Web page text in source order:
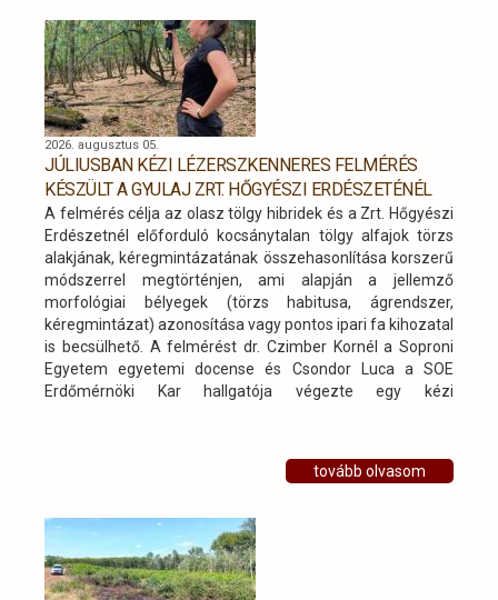
2026. augusztus 05.
JÚLIUSBAN KÉZI LÉZERSZKENNERES FELMÉRÉS
KÉSZÜLT A GYULAJ ZRT. HŐGYÉSZI ERDÉSZETÉNÉL
A felmérés célja az olasz tölgy hibridek és a Zrt. Hőgyészi
Erdészetnél előforduló kocsánytalan tölgy alfajok törzs
alakjának, kéregmintázatának összehasonlítása korszerű
módszerrel megtörténjen, ami alapján a jellemző
morfológiai bélyegek (törzs habitusa, ágrendszer,
kéregmintázat) azonosítása vagy pontos ipari fa kihozatal
is becsülhető. A felmérést dr. Czimber Kornél a Soproni
Egyetem egyetemi docense és Csondor Luca a SOE
Erdőmérnöki Kar hallgatója végezte egy kézi
tovább olvasom